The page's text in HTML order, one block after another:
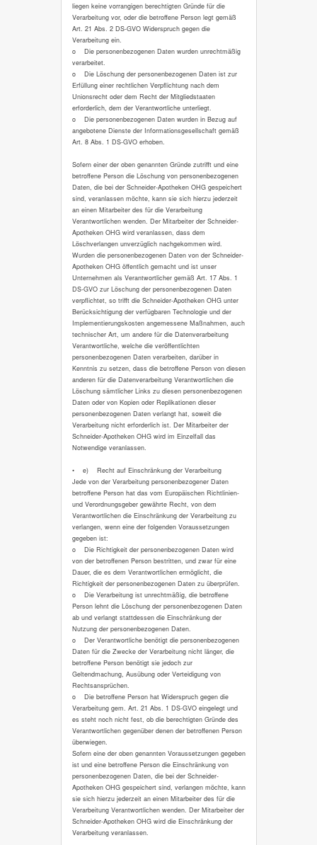
liegen keine vorrangigen berechtigten Gründe für die
Verarbeitung vor, oder die betroffene Person legt gemäß
Art. 21 Abs. 2 DS-GVO Widerspruch gegen die
Verarbeitung ein.
o Die personenbezogenen Daten wurden unrechtmäßig
verarbeitet.
o Die Löschung der personenbezogenen Daten ist zur
Erfüllung einer rechtlichen Verpflichtung nach dem
Unionsrecht oder dem Recht der Mitgliedstaaten
erforderlich, dem der Verantwortliche unterliegt.
o Die personenbezogenen Daten wurden in Bezug auf
angebotene Dienste der Informationsgesellschaft gemäß
Art. 8 Abs. 1 DS-GVO erhoben.
Sofern einer der oben genannten Gründe zutrifft und eine
betroffene Person die Löschung von personenbezogenen
Daten, die bei der Schneider-Apotheken OHG gespeichert
sind, veranlassen möchte, kann sie sich hierzu jederzeit
an einen Mitarbeiter des für die Verarbeitung
Verantwortlichen wenden. Der Mitarbeiter der Schneider-
Apotheken OHG wird veranlassen, dass dem
Löschverlangen unverzüglich nachgekommen wird.
Wurden die personenbezogenen Daten von der Schneider-
Apotheken OHG öffentlich gemacht und ist unser
Unternehmen als Verantwortlicher gemäß Art. 17 Abs. 1
DS-GVO zur Löschung der personenbezogenen Daten
verpflichtet, so trifft die Schneider-Apotheken OHG unter
Berücksichtigung der verfügbaren Technologie und der
Implementierungskosten angemessene Maßnahmen, auch
technischer Art, um andere für die Datenverarbeitung
Verantwortliche, welche die veröffentlichten
personenbezogenen Daten verarbeiten, darüber in
Kenntnis zu setzen, dass die betroffene Person von diesen
anderen für die Datenverarbeitung Verantwortlichen die
Löschung sämtlicher Links zu diesen personenbezogenen
Daten oder von Kopien oder Replikationen dieser
personenbezogenen Daten verlangt hat, soweit die
Verarbeitung nicht erforderlich ist. Der Mitarbeiter der
Schneider-Apotheken OHG wird im Einzelfall das
Notwendige veranlassen.
• e) Recht auf Einschränkung der Verarbeitung
Jede von der Verarbeitung personenbezogener Daten
betroffene Person hat das vom Europäischen Richtlinien-
und Verordnungsgeber gewährte Recht, von dem
Verantwortlichen die Einschränkung der Verarbeitung zu
verlangen, wenn eine der folgenden Voraussetzungen
gegeben ist:
o Die Richtigkeit der personenbezogenen Daten wird
von der betroffenen Person bestritten, und zwar für eine
Dauer, die es dem Verantwortlichen ermöglicht, die
Richtigkeit der personenbezogenen Daten zu überprüfen.
o Die Verarbeitung ist unrechtmäßig, die betroffene
Person lehnt die Löschung der personenbezogenen Daten
ab und verlangt stattdessen die Einschränkung der
Nutzung der personenbezogenen Daten.
o Der Verantwortliche benötigt die personenbezogenen
Daten für die Zwecke der Verarbeitung nicht länger, die
betroffene Person benötigt sie jedoch zur
Geltendmachung, Ausübung oder Verteidigung von
Rechtsansprüchen.
o Die betroffene Person hat Widerspruch gegen die
Verarbeitung gem. Art. 21 Abs. 1 DS-GVO eingelegt und
es steht noch nicht fest, ob die berechtigten Gründe des
Verantwortlichen gegenüber denen der betroffenen Person
überwiegen.
Sofern eine der oben genannten Voraussetzungen gegeben
ist und eine betroffene Person die Einschränkung von
personenbezogenen Daten, die bei der Schneider-
Apotheken OHG gespeichert sind, verlangen möchte, kann
sie sich hierzu jederzeit an einen Mitarbeiter des für die
Verarbeitung Verantwortlichen wenden. Der Mitarbeiter der
Schneider-Apotheken OHG wird die Einschränkung der
Verarbeitung veranlassen.